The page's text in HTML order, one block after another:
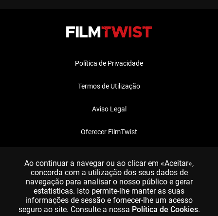
Política de Privacidade
Termos de Utilização
Aviso Legal
Oferecer FilmTwist
Ao continuar a navegar ou ao clicar em «Aceitar»,
concorda com a utilização dos seus dados de
navegação para analisar o nosso público e gerar
estatísticas. Isto permite-lhe manter as suas
informações de sessão e fornecer-lhe um acesso
seguro ao site. Consulte a nossa Política de Cookies.